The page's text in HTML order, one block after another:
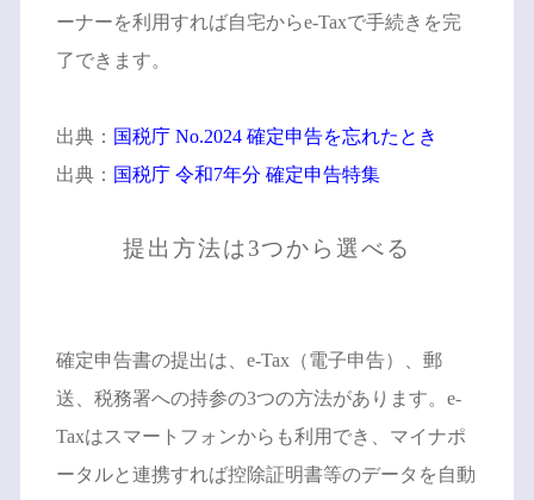
ーナーを利用すれば自宅からe-Taxで手続きを完
了できます。
出典： 国税庁 No.2024 確定申告を忘れたとき
出典： 国税庁 令和7年分 確定申告特集
提出方法は3つから選べる
確定申告書の提出は、e-Tax（電子申告）、郵
送、税務署への持参の3つの方法があります。e-
Taxはスマートフォンからも利用でき、マイナポ
ータルと連携すれば控除証明書等のデータを自動